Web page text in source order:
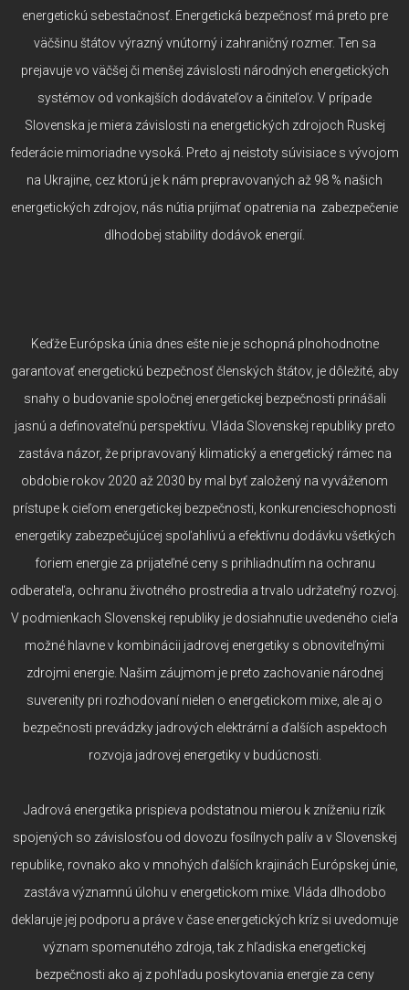
energetickú sebestačnosť. Energetická bezpečnosť má preto pre
väčšinu štátov výrazný vnútorný i zahraničný rozmer. Ten sa
prejavuje vo väčšej či menšej závislosti národných energetických
systémov od vonkajších dodávateľov a činiteľov. V prípade
Slovenska je miera závislosti na energetických zdrojoch Ruskej
federácie mimoriadne vysoká. Preto aj neistoty súvisiace s vývojom
na Ukrajine, cez ktorú je k nám prepravovaných až 98 % našich
energetických zdrojov, nás nútia prijímať opatrenia na zabezpečenie
dlhodobej stability dodávok energií.
Keďže Európska únia dnes ešte nie je schopná plnohodnotne
garantovať energetickú bezpečnosť členských štátov, je dôležité, aby
snahy o budovanie spoločnej energetickej bezpečnosti prinášali
jasnú a definovateľnú perspektívu. Vláda Slovenskej republiky preto
zastáva názor, že pripravovaný klimatický a energetický rámec na
obdobie rokov 2020 až 2030 by mal byť založený na vyváženom
prístupe k cieľom energetickej bezpečnosti, konkurencieschopnosti
energetiky zabezpečujúcej spoľahlivú a efektívnu dodávku všetkých
foriem energie za prijateľné ceny s prihliadnutím na ochranu
odberateľa, ochranu životného prostredia a trvalo udržateľný rozvoj.
V podmienkach Slovenskej republiky je dosiahnutie uvedeného cieľa
možné hlavne v kombinácii jadrovej energetiky s obnoviteľnými
zdrojmi energie. Našim záujmom je preto zachovanie národnej
suverenity pri rozhodovaní nielen o energetickom mixe, ale aj o
bezpečnosti prevádzky jadrových elektrární a ďalších aspektoch
rozvoja jadrovej energetiky v budúcnosti.
Jadrová energetika prispieva podstatnou mierou k zníženiu rizík
spojených so závislosťou od dovozu fosílnych palív a v Slovenskej
republike, rovnako ako v mnohých ďalších krajinách Európskej únie,
zastáva významnú úlohu v energetickom mixe. Vláda dlhodobo
deklaruje jej podporu a práve v čase energetických kríz si uvedomuje
význam spomenutého zdroja, tak z hľadiska energetickej
bezpečnosti ako aj z pohľadu poskytovania energie za ceny